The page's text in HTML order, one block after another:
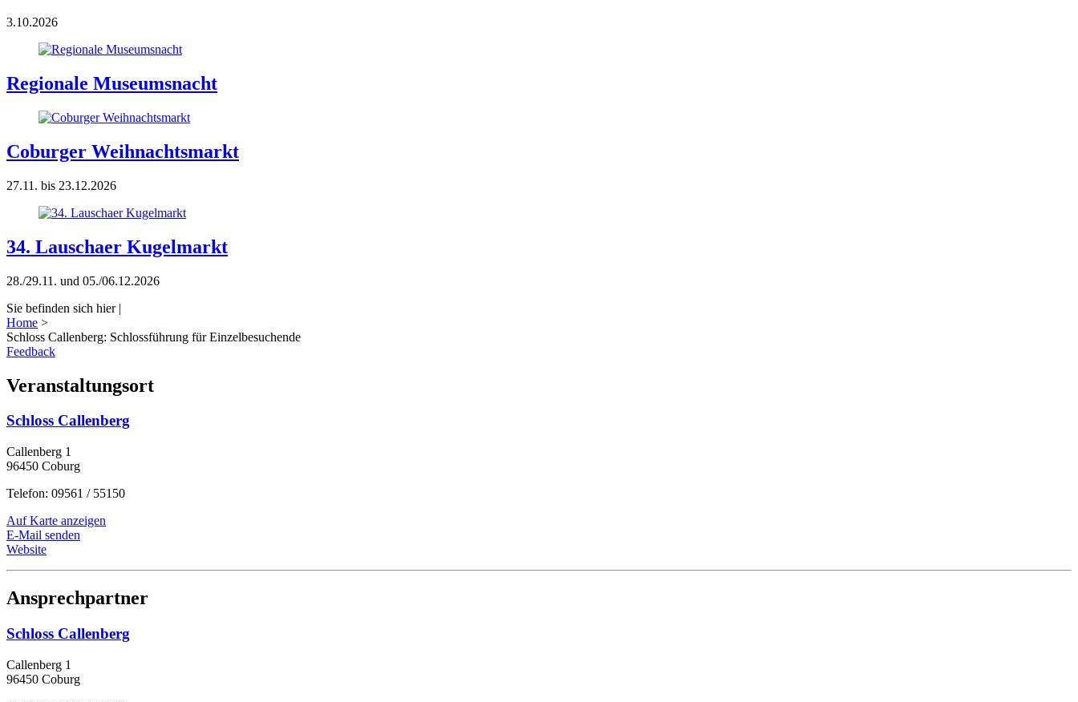
3.10.2026
Regionale Museumsnacht
Coburger Weihnachtsmarkt
27.11. bis 23.12.2026
34. Lauschaer Kugelmarkt
28./29.11. und 05./06.12.2026
Sie befinden sich hier |
Home >
Schloss Callenberg: Schlossführung für Einzelbesuchende
Feedback
Veranstaltungsort
Schloss Callenberg
Callenberg 1
96450 Coburg
Telefon: 09561 / 55150
Auf Karte anzeigen
E-Mail senden
Website
Ansprechpartner
Schloss Callenberg
Callenberg 1
96450 Coburg